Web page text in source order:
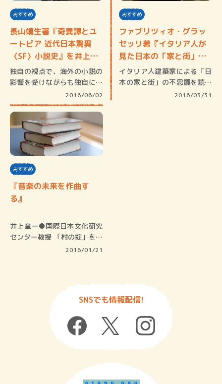
おすすめ
長山靖生著『奇異譚とユ
ートピア 近代日本驚異
〈SF〉小説史』を井上章
一…
独自の視点で、海外の小説の
影響を受けながらも独自に発
2016/06/02
おすすめ
ファブリツィオ・グラッ
セッリ著『イタリア人が
見た日本の「家と街」の
不思…
イタリア人建築家による「日
本の家と街」の不思議を読み
2016/03/31
おすすめ
『音楽の未来を作曲す
る』
井上章一●国際日本文化研究
センター教授 「村の掟」をの
2016/01/21
SNSでも情報配信!